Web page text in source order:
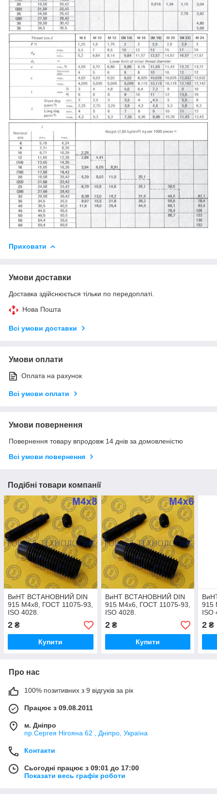
Приховати
Умови доставки
Доставка здійснюється тільки по передоплаті.
Нова Пошта
Всі умови доставки
Умови оплати
Оплата на рахунок
Всі умови оплати
Умови повернення
Повернення товару впродовж 14 днів за домовленістю
Всі умови повернення
Подібні товари компанії
ВиНТ ВСТАНОВНИЙ DIN
915 М4х8, ГОСТ 11075-93,
ISO 4028.
2 ₴
Купити
ВиНТ ВСТАНОВНИЙ DIN
915 М4х6, ГОСТ 11075-93,
ISO 4028.
2₴
Купити
915
ISO
2 ₴
Про нас
100% позитивних з 9 відгуків за рік
Працює з 09.08.2011
м. Дніпро
пр.Сергея Нігояна 62 , Дніпро, Україна
Контакти
Сьогодні працює з 09:01 до 17:00
Показати весь графік роботи